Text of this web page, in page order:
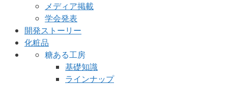
メディア掲載
学会発表
開発ストーリー
化粧品
糖ある工房
基礎知識
ラインナップ